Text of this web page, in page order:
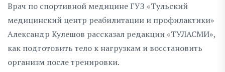
Врач по спортивной медицине ГУЗ «Тульский
медицинский центр реабилитации и профилактики»
Александр Кулешов рассказал редакции «ТУЛАСМИ»,
как подготовить тело к нагрузкам и восстановить
организм после тренировки.